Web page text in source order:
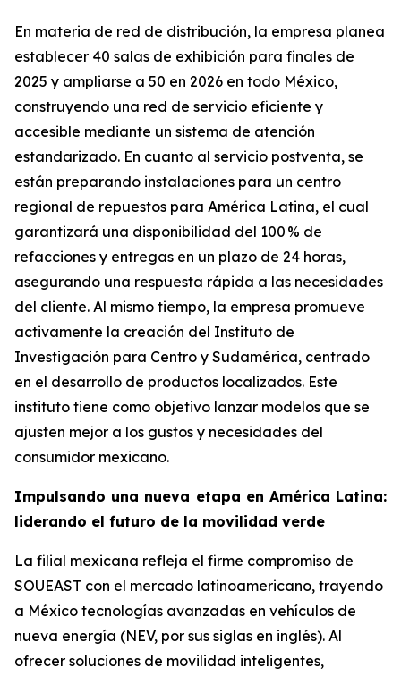
En materia de red de distribución, la empresa planea
establecer 40 salas de exhibición para finales de
2025 y ampliarse a 50 en 2026 en todo México,
construyendo una red de servicio eficiente y
accesible mediante un sistema de atención
estandarizado. En cuanto al servicio postventa, se
están preparando instalaciones para un centro
regional de repuestos para América Latina, el cual
garantizará una disponibilidad del 100 % de
refacciones y entregas en un plazo de 24 horas,
asegurando una respuesta rápida a las necesidades
del cliente. Al mismo tiempo, la empresa promueve
activamente la creación del Instituto de
Investigación para Centro y Sudamérica, centrado
en el desarrollo de productos localizados. Este
instituto tiene como objetivo lanzar modelos que se
ajusten mejor a los gustos y necesidades del
consumidor mexicano.
Impulsando una nueva etapa en América Latina:
liderando el futuro de la movilidad verde
La filial mexicana refleja el firme compromiso de
SOUEAST con el mercado latinoamericano, trayendo
a México tecnologías avanzadas en vehículos de
nueva energía (NEV, por sus siglas en inglés). Al
ofrecer soluciones de movilidad inteligentes,